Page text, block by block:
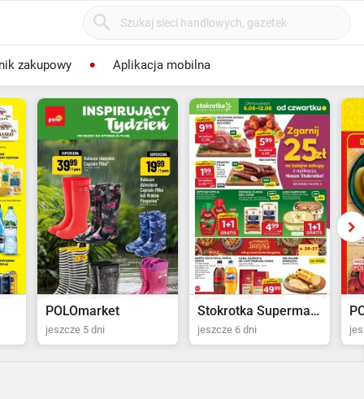
zakupowy Aplikacja mobilna
POLOmarket
jeszcze 5 dni
Stokrotka Supermarket
jeszcze 6 dni